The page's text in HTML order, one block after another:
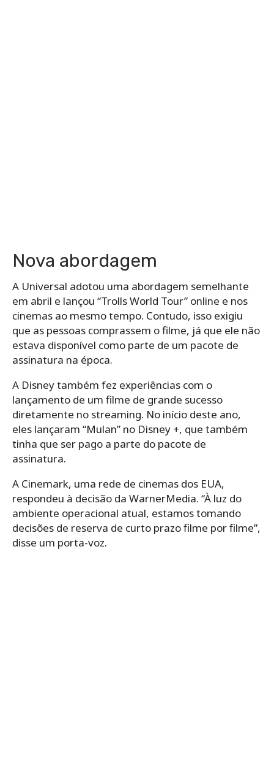
Nova abordagem
A Universal adotou uma abordagem semelhante
em abril e lançou “Trolls World Tour” online e nos
cinemas ao mesmo tempo. Contudo, isso exigiu
que as pessoas comprassem o filme, já que ele não
estava disponível como parte de um pacote de
assinatura na época.
A Disney também fez experiências com o
lançamento de um filme de grande sucesso
diretamente no streaming. No início deste ano,
eles lançaram “Mulan” no Disney +, que também
tinha que ser pago a parte do pacote de
assinatura.
A Cinemark, uma rede de cinemas dos EUA,
respondeu à decisão da WarnerMedia. “À luz do
ambiente operacional atual, estamos tomando
decisões de reserva de curto prazo filme por filme”,
disse um porta-voz.